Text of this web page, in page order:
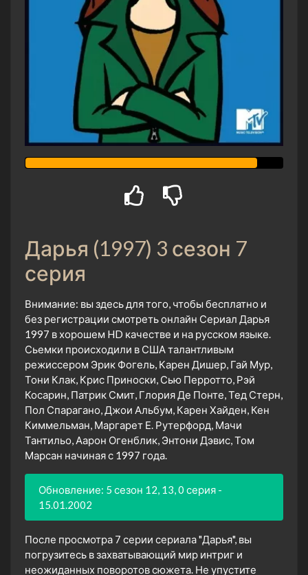
Дарья (1997) 3 сезон 7
серия
Внимание: вы здесь для того, чтобы бесплатно и
без регистрации смотреть онлайн Сериал Дарья
1997 в хорошем HD качестве и на русском языке.
Сьемки происходили в США талантливым
режиссером Эрик Фогель, Карен Дишер, Гай Мур,
Тони Клак, Крис Приноски, Сью Перротто, Рэй
Косарин, Патрик Смит, Глория Де Понте, Тед Стерн,
Пол Спарагано, Джои Альбум, Карен Хайден, Кен
Киммельман, Маргарет Е. Рутерфорд, Мачи
Тантильо, Аарон Огенблик, Энтони Дэвис, Том
Марсан начиная с 1997 года.
Обновление: 5 сезон 12, 13, 0 серия -
15.01.2002
После просмотра 7 серии сериала "Дарья", вы
погрузитесь в захватывающий мир интриг и
неожиданных поворотов сюжета. Не упустите